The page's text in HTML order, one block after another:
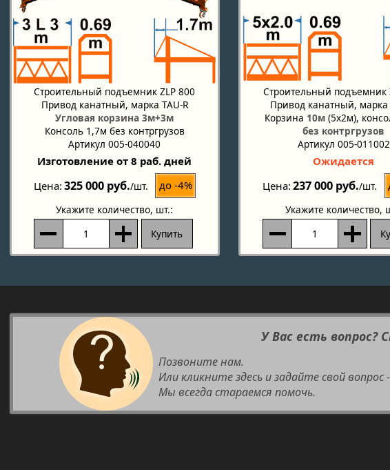
Строительный подъемник ZLP 800
Привод канатный, марка TAU-R
Угловая корзина 3м+3м
Консоль 1,7м без контргрузов
Артикул 005-040040
Изготовление от 8 раб. дней
Цена 325 000 руб./шт. до -4%
Укажите количество, шт.:
Купить
Строительный подъемник
Привод канатный, марка
Корзина 10м(5х2м),
без контргрузов
Артикул 005-011002
Ожидается
Цена 237 000 руб./шт.
Укажите количество,
У Вас есть вопрос?
Позвоните нам.
Или кликните здесь и задайте свой
Мы всегда стараемся помочь.